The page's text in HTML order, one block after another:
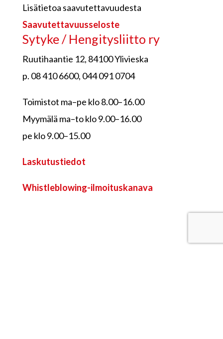
Lisätietoa saavutettavuudesta
Saavutettavuusseloste
Sytyke / Hengitysliitto ry
Ruutihaantie 12, 84100 Ylivieska
p. 08 410 6600, 044 091 0704
Toimistot ma–pe klo 8.00–16.00
Myymälä ma–to klo 9.00–16.00
pe klo 9.00–15.00
Laskutustiedot
Whistleblowing-ilmoituskanava